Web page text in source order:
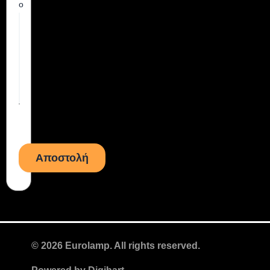
ο
© 2026 Eurolamp. All rights reserved.